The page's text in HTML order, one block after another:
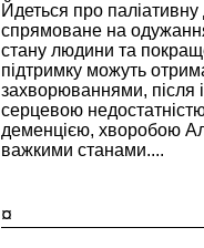
Йдеться про
спрямоване на
стану людини та
підтримку можуть
захворюваннями, після
серцевою
деменцією, хворобою
важкими станами....
¤